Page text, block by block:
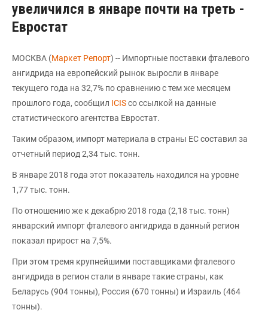
увеличился в январе почти на треть -
Евростат
МОСКВА (Маркет Репорт) -- Импортные поставки фталевого
ангидрида на европейский рынок выросли в январе
текущего года на 32,7% по сравнению с тем же месяцем
прошлого года, сообщил ICISсо ссылкой на данные
статистического агентства Евростат.
Таким образом, импорт материала в страны ЕС составил за
отчетный период 2,34 тыс. тонн.
В январе 2018 года этот показатель находился на уровне
1,77 тыс. тонн.
По отношению же к декабрю 2018 года (2,18 тыс. тонн)
январский импорт фталевого ангидрида в данный регион
показал прирост на 7,5%.
При этом тремя крупнейшими поставщиками фталевого
ангидрида в регион стали в январе такие страны, как
Беларусь (904 тонны), Россия (670 тонны) и Израиль (464
тонны).